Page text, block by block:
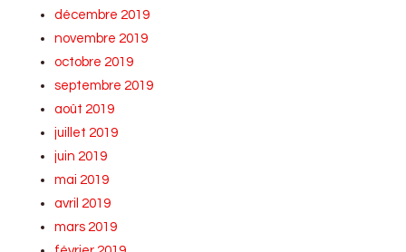
décembre 2019
novembre 2019
octobre 2019
septembre 2019
août 2019
juillet 2019
juin 2019
mai 2019
avril 2019
mars 2019